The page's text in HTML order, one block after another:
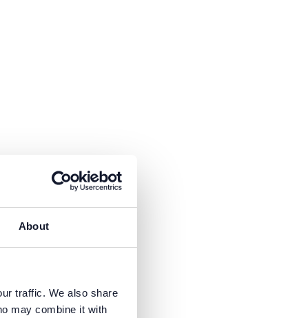
About
traffic. We also share
may combine it with